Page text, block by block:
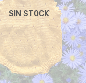
SIN STOCK